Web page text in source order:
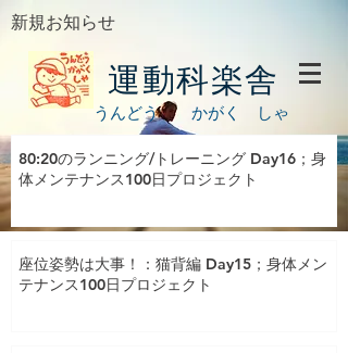
新規お知らせ
運動科楽舎
うんどう かがく しゃ
80:20のランニング/トレーニング Day16；身
体メンテナンス100日プロジェクト
座位姿勢は大事！：猫背編 Day15；身体メン
テナンス100日プロジェクト